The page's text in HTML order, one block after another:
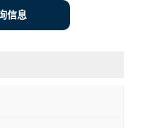
信息